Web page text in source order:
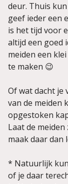
deur. Thuis
geef ieder een
is het tijd voor
altijd een goed
meiden een
te maken 😉
Of wat dacht je
van de meiden
opgestoken
Laat de
maak daar dan
* Natuurlijk
of je daar